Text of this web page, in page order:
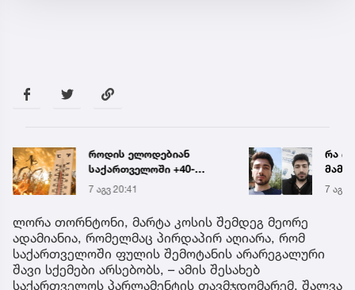
როდის ელოდებიან
საქართველოში +40-
გრადუსიან სიცხეს
7 აგვ 20:41
რა
7 აგვ
ლორა თორნტონი, მარტა კოსის შემდეგ მეორე
ადამიანია, რომელმაც პირდაპირ აღიარა, რომ
საქართველოში ფულის შემოტანის არარეგალური
შავი სქემები არსებობს, – ამის შესახებ
საქართველოს პარლამენტის თავმჯდომარემ, შალვა